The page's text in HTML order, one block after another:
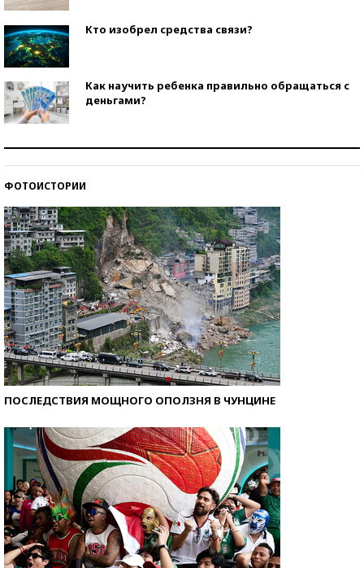
Кто изобрел средства связи?
Как научить ребенка правильно обращаться с
деньгами?
ФОТОИСТОРИИ
ПОСЛЕДСТВИЯ МОЩНОГО ОПОЛЗНЯ В ЧУНЦИНЕ